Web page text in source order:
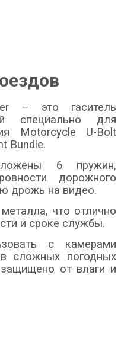
– это гаситель
специально для
Motorcycle U-Bolt
Bundle.
6 пружин,
дорожного
дрожь на видео.
что отлично
и сроке службы.
с камерами
сложных погодных
от влаги и